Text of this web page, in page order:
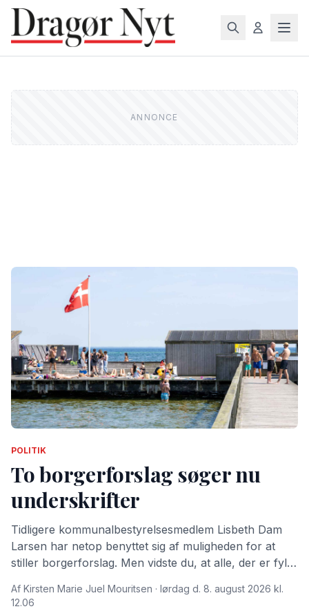
POLITIK
To borgerforslag søger nu
underskrifter
Tidligere kommunalbestyrelsesmedlem Lisbeth Dam
Larsen har netop benyttet sig af muligheden for at
stiller borgerforslag. Men vidste du, at alle, der er fyldt
borgerforslag?
Af Kirsten Marie Juel Mouritsen · lørdag d. 8. august 2026 kl.
12.06